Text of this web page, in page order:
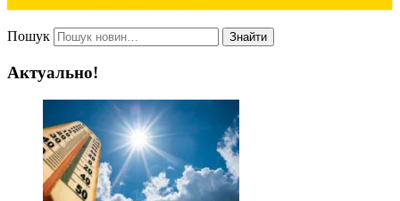
Пошук Знайти
Актуально!